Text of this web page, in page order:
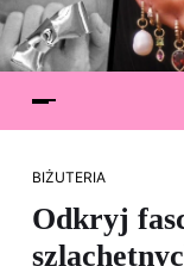
BIŻUTERIA
Odkryj